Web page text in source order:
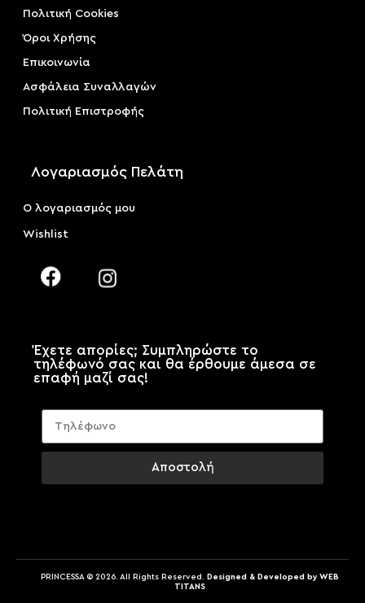
Πολιτική Cookies
Όροι Χρήσης
Επικοινωνία
Ασφάλεια Συναλλαγών
Πολιτική Επιστροφής
Λογαριασμός Πελάτη
Ο λογαριασμός μου
Wishlist
Έχετε απορίες; Συμπληρώστε το
τηλέφωνό σας και θα έρθουμε άμεσα σε
επαφή μαζί σας!
Αποστολή
PRINCESSA © 2026. All Rights Reserved.
Designed & Developed by WEB
TITANS